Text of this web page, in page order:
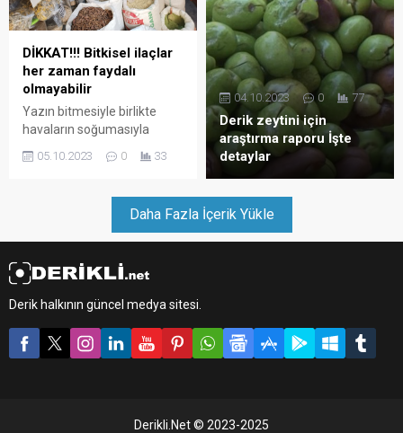
DİKKAT!!! Bitkisel ilaçlar
her zaman faydalı
olmayabilir
Yazın bitmesiyle birlikte
havaların soğumasıyla
hastalıklarını kapılarını açtı.
yapılır ? Mardin de 35 yıldır
aktarcılık yapan Remzi
Yağmurcu mevsimsel geçiş
sorusunu yanıtladı.
05.10.2023 0 33
Derik zeytini için
araştırma raporu İşte
detaylar
04.10.2023 0 77
Daha Fazla İçerik Yükle
Derik halkının güncel medya sitesi.
Derikli.Net © 2023-2025